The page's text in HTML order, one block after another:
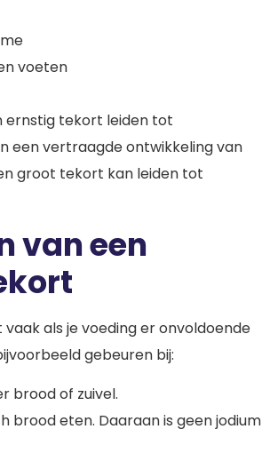
voeten
ernstig tekort leiden tot
een vertraagde ontwikkeling van
groot tekort kan leiden tot
van een
als je voeding er onvoldoende
gebeuren bij:
brood of zuivel.
brood eten. Daaraan is geen jodium